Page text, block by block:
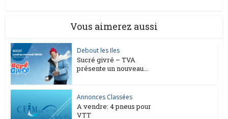
Vous aimerez aussi
Debout les Iles
Sucré givré – TVA
présente un nouveau...
Annonces Classées
A vendre: 4 pneus pour
VTT